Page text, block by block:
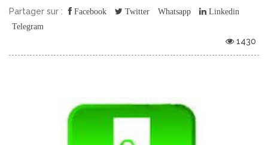
Partager sur : Facebook Twitter Whatsapp
Linkedin
Telegram
1430